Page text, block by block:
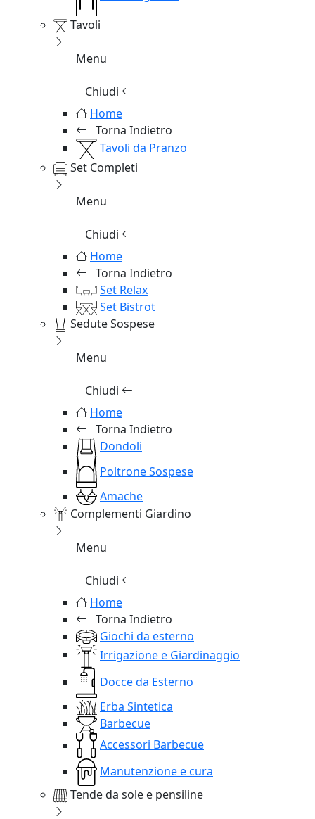
Tavoli
Menu
Chiudi
Home
Torna Indietro
Tavoli da Pranzo
Set Completi
Menu
Chiudi
Home
Torna Indietro
Set Relax
Set Bistrot
Sedute Sospese
Menu
Chiudi
Home
Torna Indietro
Dondoli
Poltrone Sospese
Amache
Complementi Giardino
Menu
Chiudi
Home
Torna Indietro
Giochi da esterno
Irrigazione e Giardinaggio
Docce da Esterno
Erba Sintetica
Barbecue
Accessori Barbecue
Manutenzione e cura
Tende da sole e pensiline